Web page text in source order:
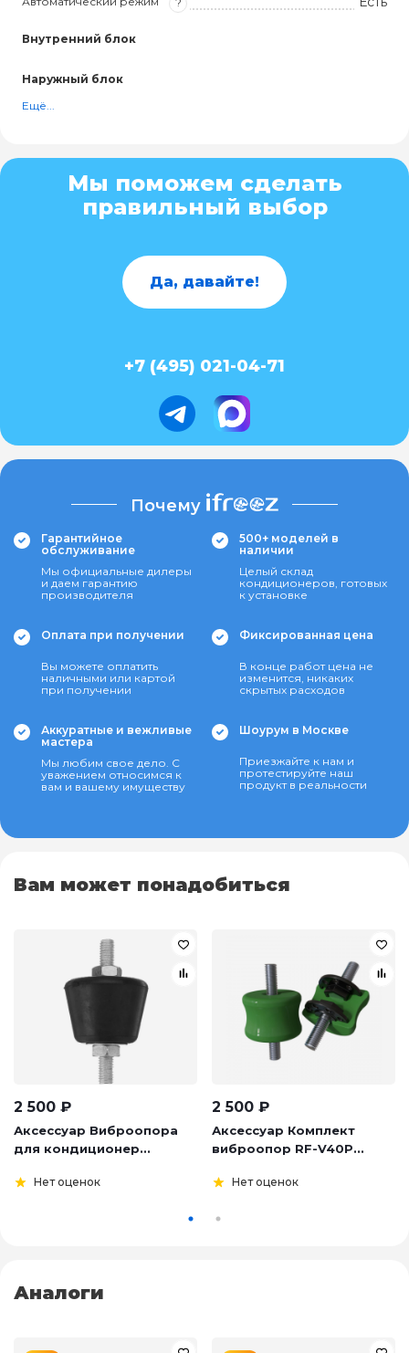
Внутренний блок
Наружный блок
Ещё...
Мы поможем сделать
правильный выбор
Да, давайте!
+7 (495) 021-04-71
Почему
Гарантийное
обслуживание
Мы официальные дилеры
и даем гарантию
производителя
500+ моделей в
наличии
Целый склад
кондиционеров, готовых
к установке
Оплата при получении
Вы можете оплатить
наличными или картой
при получении
Фиксированная цена
В конце работ цена не
изменится, никаких
скрытых расходов
Аккуратные и вежливые
мастера
Мы любим свое дело. С
уважением относимся к
вам и вашему имуществу
Шоурум в Москве
Приезжайте к нам и
протестируйте наш
продукт в реальности
Вам может понадобиться
2 500 ₽
Аксессуар Виброопора
для кондиционер...
Нет оценок
2 500 ₽
Аксессуар Комплект
виброопор RF-V40P...
Нет оценок
Аналоги